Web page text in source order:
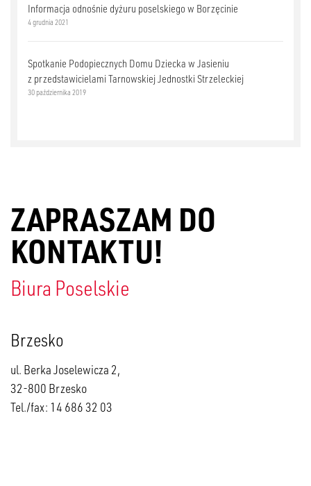
Informacja odnośnie dyżuru poselskiego w Borzęcinie
4 grudnia 2021
Spotkanie Podopiecznych Domu Dziecka w Jasieniu
z przedstawicielami Tarnowskiej Jednostki Strzeleckiej
30 października 2019
ZAPRASZAM DO
KONTAKTU!
Biura Poselskie
Brzesko
ul. Berka Joselewicza 2,
32-800 Brzesko
Tel./fax: 14 686 32 03